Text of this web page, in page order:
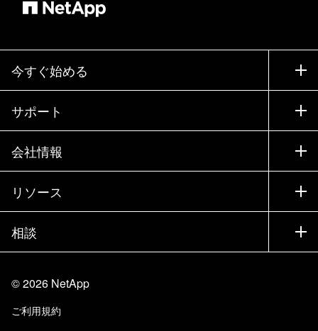
今すぐ始める
購入方法
営業チームへのお問い合わせ
パートナーを検索
エグゼクティブ ブリーフィング
製品A-Z
サポート
サポート
トレーニング
ドキュメント
ナレッジ ベース
コミュニティ
知識の習得
会社情報
会社情報
パートナー
採用情報
Trust Center
責任と持続可能性
リソース
ニュースルーム
イベント
ブログ
カスタマー エクスペリエンス
相談
当サイトに関するフィードバック
アクセシビリティ
©2026 NetApp
ご利用規約